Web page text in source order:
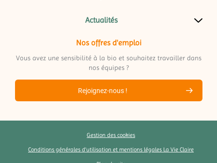
Actualités
Nos offres d'emploi
Vous avez une sensibilité à la bio et souhaitez travailler dans
nos équipes ?
Rejoignez-nous !
Gestion des cookies
Conditions générales d’utilisation et mentions légales La Vie Claire